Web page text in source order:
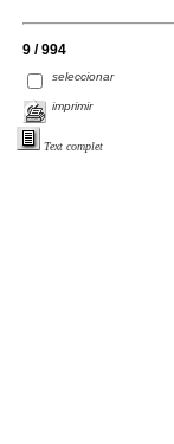
9 / 994
seleccionar
imprimir
Text complet